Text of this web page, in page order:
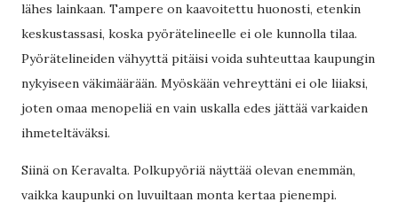
lähes lainkaan. Tampere on kaavoitettu huonosti, etenkin
keskustassasi, koska pyörätelineelle ei ole kunnolla tilaa.
Pyörätelineiden vähyyttä pitäisi voida suhteuttaa kaupungin
nykyiseen väkimäärään. Myöskään vehreyttäni ei ole liiaksi,
joten omaa menopeliä en vain uskalla edes jättää varkaiden
ihmeteltäväksi.
Siinä on Keravalta. Polkupyöriä näyttää olevan enemmän,
vaikka kaupunki on luvuiltaan monta kertaa pienempi.